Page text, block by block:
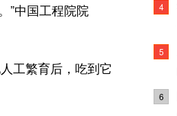
”中国工程院院
工繁育后，吃到它
4
5
6